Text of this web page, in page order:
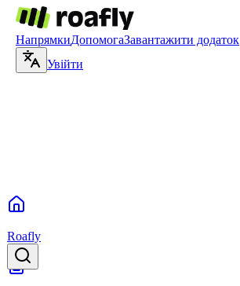
НапрямкиДопомогаЗавантажити додаток
Увійти
Roafly